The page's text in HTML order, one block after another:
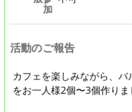
加
活動のご報告
カフェを楽しみながら、
をお一人様2個〜3個作りま